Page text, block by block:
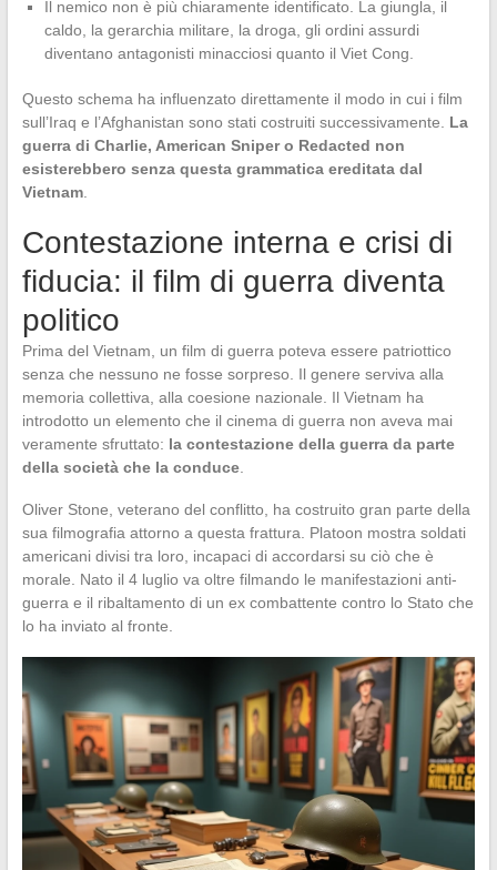
Il nemico non è più chiaramente identificato. La giungla, il
caldo, la gerarchia militare, la droga, gli ordini assurdi
diventano antagonisti minacciosi quanto il Viet Cong.
Questo schema ha influenzato direttamente il modo in cui i film
sull’Iraq e l’Afghanistan sono stati costruiti successivamente. La
guerra di Charlie, American Sniper o Redacted non
esisterebbero senza questa grammatica ereditata dal
Vietnam.
Contestazione interna e crisi di
fiducia: il film di guerra diventa
politico
Prima del Vietnam, un film di guerra poteva essere patriottico
senza che nessuno ne fosse sorpreso. Il genere serviva alla
memoria collettiva, alla coesione nazionale. Il Vietnam ha
introdotto un elemento che il cinema di guerra non aveva mai
veramente sfruttato: la contestazione della guerra da parte
della società che la conduce.
Oliver Stone, veterano del conflitto, ha costruito gran parte della
sua filmografia attorno a questa frattura. Platoon mostra soldati
americani divisi tra loro, incapaci di accordarsi su ciò che è
morale. Nato il 4 luglio va oltre filmando le manifestazioni anti-
guerra e il ribaltamento di un ex combattente contro lo Stato che
lo ha inviato al fronte.